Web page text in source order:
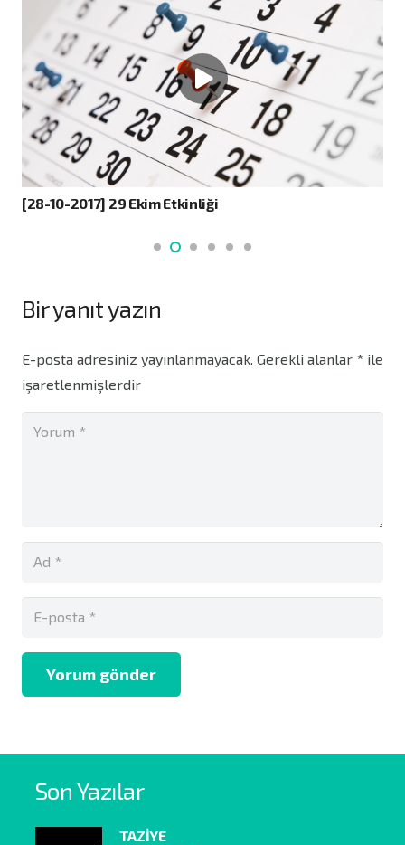
[28-10-2017] 29 Ekim Etkinliği
Bir yanıt yazın
E-posta adresiniz yayınlanmayacak. Gerekli alanlar * ile
işaretlenmişlerdir
Yorum gönder
Son Yazılar
TAZİYE